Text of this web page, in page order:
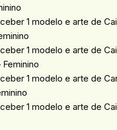
1 modelo e arte de
1 modelo e arte de
1 modelo e arte de
1 modelo e arte de